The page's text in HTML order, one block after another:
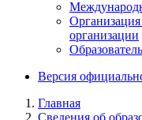
Организация
организации
Версия
Главная
Сведения об